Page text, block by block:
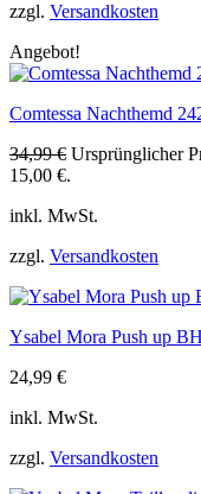
zzgl. Versandkosten
Angebot!
Comtessa Nachthemd
34,99€ Ursprünglicher
15,00 €.
inkl. MwSt.
zzgl. Versandkosten
Ysabel Mora Push up
24,99 €
inkl. MwSt.
zzgl. Versandkosten